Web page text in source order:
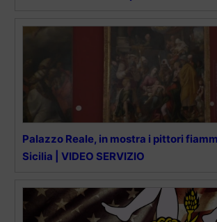
Palazzo Reale, in mostra i pittori
Sicilia | VIDEO SERVIZIO